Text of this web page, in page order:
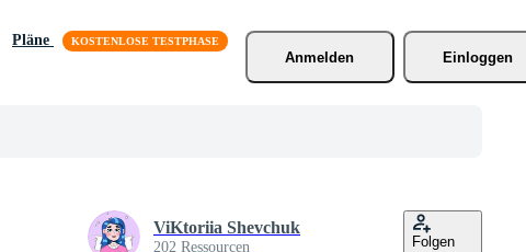
Pläne
Anmelden
Einloggen
ViKtoriia Shevchuk
202 Ressourcen Folgen